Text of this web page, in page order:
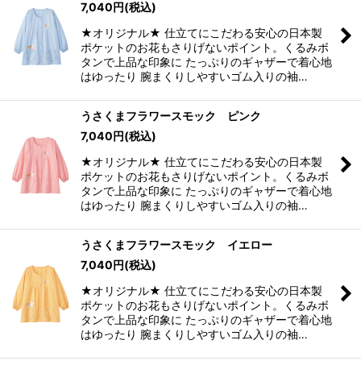
7,040円(税込)
★オリジナル★ 仕立てにこだわる安心の日本製
ポケットのお花もさりげないポイント。くるみボ
タンで上品な印象に たっぷりのギャザーで着心地
はゆったり 腕まくりしやすいゴム入りの袖…
うさくまフラワースモック ピンク
7,040円(税込)
★オリジナル★ 仕立てにこだわる安心の日本製
ポケットのお花もさりげないポイント。くるみボ
タンで上品な印象に たっぷりのギャザーで着心地
はゆったり 腕まくりしやすいゴム入りの袖…
うさくまフラワースモック イエロー
7,040円(税込)
★オリジナル★ 仕立てにこだわる安心の日本製
ポケットのお花もさりげないポイント。くるみボ
タンで上品な印象に たっぷりのギャザーで着心地
はゆったり 腕まくりしやすいゴム入りの袖…